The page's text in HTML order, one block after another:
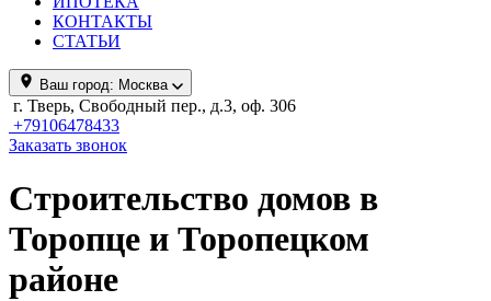
КОНТАКТЫ
СТАТЬИ
Ваш город: Москва
г. Тверь, Свободный пер., д.3, оф. 306
+79106478433
Заказать звонок
Строительство домов в
Торопце и Торопецком
районе